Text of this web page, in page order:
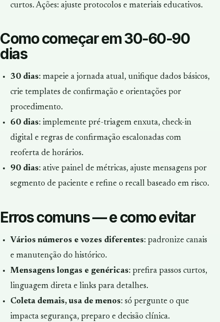
curtos. Ações: ajuste protocolos e materiais educativos.
Como começar em 30-60-90
dias
30 dias: mapeie a jornada atual, unifique dados básicos,
crie templates de confirmação e orientações por
procedimento.
60 dias: implemente pré-triagem enxuta, check-in
digital e regras de confirmação escalonadas com
reoferta de horários.
90 dias: ative painel de métricas, ajuste mensagens por
segmento de paciente e refine o recall baseado em risco.
Erros comuns — e como evitar
Vários números e vozes diferentes: padronize canais
e manutenção do histórico.
Mensagens longas e genéricas: prefira passos curtos,
linguagem direta e links para detalhes.
Coleta demais, usa de menos: só pergunte o que
impacta segurança, preparo e decisão clínica.